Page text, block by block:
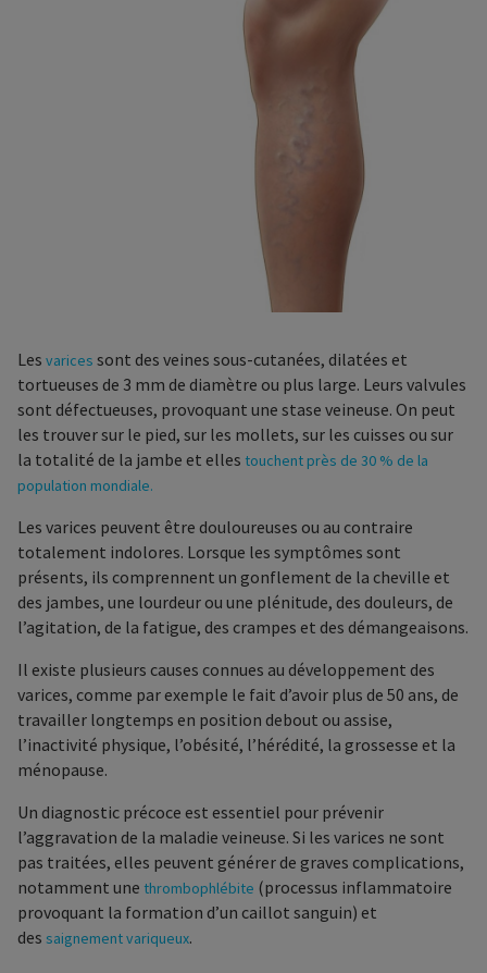
Les varices sont des veines sous-cutanées, dilatées et
tortueuses de 3 mm de diamètre ou plus large. Leurs valvules
sont défectueuses, provoquant une stase veineuse. On peut
les trouver sur le pied, sur les mollets, sur les cuisses ou sur
la totalité de la jambe et elles touchent près de 30 % de la
population mondiale.
Les varices peuvent être douloureuses ou au contraire
totalement indolores. Lorsque les symptômes sont
présents, ils comprennent un gonflement de la cheville et
des jambes, une lourdeur ou une plénitude, des douleurs, de
l’agitation, de la fatigue, des crampes et des démangeaisons.
Il existe plusieurs causes connues au développement des
varices, comme par exemple le fait d’avoir plus de 50 ans, de
travailler longtemps en position debout ou assise,
l’inactivité physique, l’obésité, l’hérédité, la grossesse et la
ménopause.
Un diagnostic précoce est essentiel pour prévenir
l’aggravation de la maladie veineuse. Si les varices ne sont
pas traitées, elles peuvent générer de graves complications,
notamment une thrombophlébite (processus inflammatoire
provoquant la formation d’un caillot sanguin) et
des saignement variqueux.